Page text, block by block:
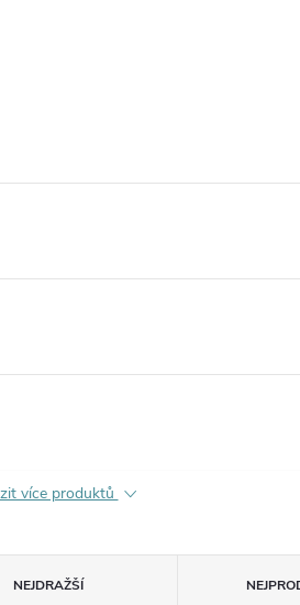
více produktů
NEJDRAŽŠÍ